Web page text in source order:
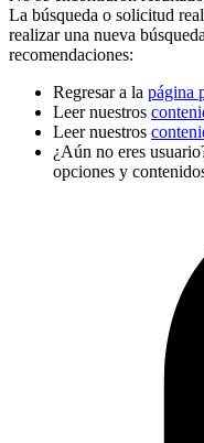
La búsqueda o solicitud
realizar una nueva
recomendaciones:
Regresar a la página
Leer nuestros
Leer nuestros
¿Aún no eres
opciones y